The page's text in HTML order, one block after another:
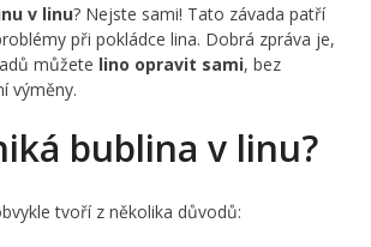
v linu? Nejste sami! Tato závada patří
při pokládce lina. Dobrá zpráva je,
můžete lino opravit sami, bez
výměny.
bublina v linu?
tvoří z několika důvodů: